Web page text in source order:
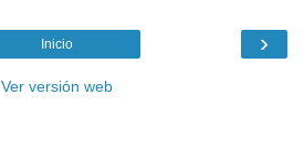
›
Inicio
Ver versión web